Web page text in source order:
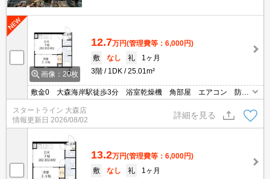
画像：20枚
12.7万円(管理費等：6,000円)
敷
なし 礼
1ヶ月
3階
1DK 25.01m²
敷金0 大森海岸駅徒歩3分 浴室乾燥機 角部屋 エアコン 防犯
カメラ 宅配BOX インターネット無料
スタートライン 大森店
情報更新日 2026/08/02
詳細を見る
13.2万円(管理費等：6,000円)
敷
なし 礼
1ヶ月